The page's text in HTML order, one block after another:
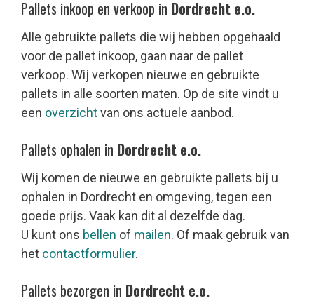
Pallets inkoop en verkoop in Dordrecht e.o.
Alle gebruikte pallets die wij hebben opgehaald
voor de pallet inkoop, gaan naar de pallet
verkoop. Wij verkopen nieuwe en gebruikte
pallets in alle soorten maten. Op de site vindt u
een overzichtvan ons actuele aanbod.
Pallets ophalen in Dordrecht e.o.
Wij komen de nieuwe en gebruikte pallets bij u
ophalen in Dordrecht en omgeving, tegen een
goede prijs. Vaak kan dit al dezelfde dag.
U kunt ons bellen of mailen. Of maak gebruik van
het contactformulier.
Pallets bezorgen in Dordrecht e.o.